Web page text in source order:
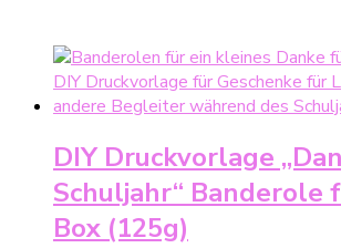
DIY Druckvorlage
Schuljahr“ Banderole
Box (125g)